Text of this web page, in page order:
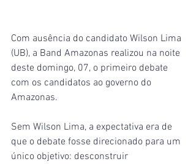
Com ausência do candidato Wilson Lima
(UB), a Band Amazonas realizou na noite
deste domingo, 07, o primeiro debate
com os candidatos ao governo do
Amazonas.
Sem Wilson Lima, a expectativa era de
que o debate fosse direcionado para um
único objetivo: desconstruir